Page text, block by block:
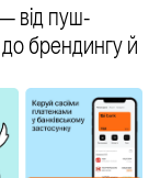
від пуш-
до брендингу й